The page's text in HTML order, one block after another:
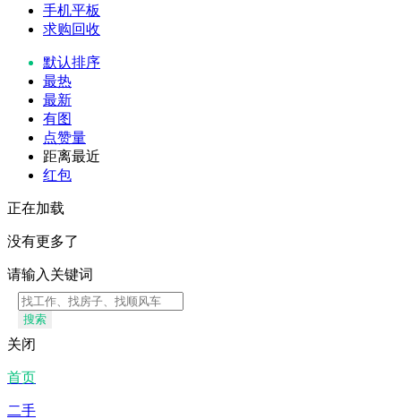
手机平板
求购回收
默认排序
最热
最新
有图
点赞量
距离最近
红包
正在加载
没有更多了
请输入关键词
搜索
关闭
首页
二手